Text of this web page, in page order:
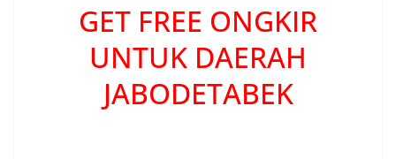
GET FREE ONGKIR
UNTUK DAERAH
JABODETABEK